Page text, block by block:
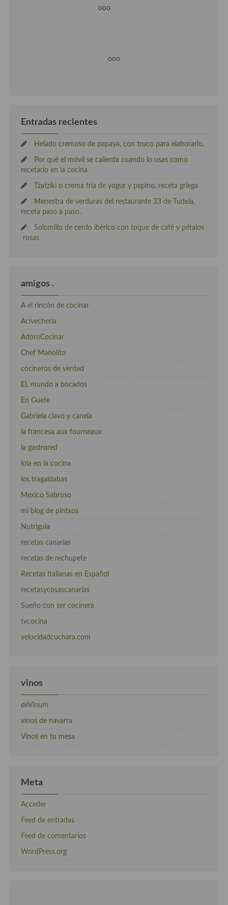
ooo
ooo
Entradas recientes
Helado cremoso de papaya, con truco para elaborarlo.
Por qué el móvil se calienta cuando lo usas como
recetario en la cocina
Tzatziki o crema fría de yogur y pepino, receta griega
Menestra de verduras del restaurante 33 de Tudela,
receta paso a paso.
Solomillo de cerdo ibérico con toque de café y pétalos
rosas
amigos .
A el rincón de cocinar
Acivecheria
AdoroCocinar
Chef Manolito
cocineros de verdad
EL mundo a bocados
En Guete
Gabriela clavo y canela
la francesa aux fourneaux
la gastrored
lola en la cocina
los tragaldabas
Mexico Sabroso
mi blog de pintxos
Nutriguia
recetas canarias
recetas de rechupete
Recetas Italianas en Español
recetasycosascanarias
Sueño con ser cocinera
tvcocina
velocidadcuchara.com
vinos
deVinum
vinos de navarra
Vinos en tu mesa
Meta
Acceder
Feed de entradas
Feed de comentarios
WordPress.org